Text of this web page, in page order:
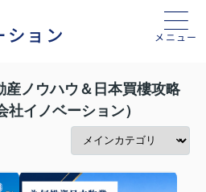
ョン メニュー
産ノウハウ＆日本買樓攻略
社イノベーション）